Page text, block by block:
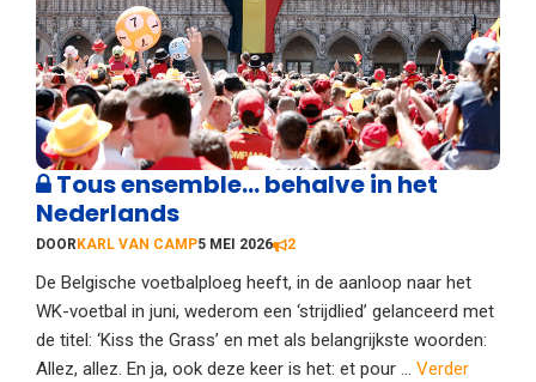
Tous ensemble… behalve in het
Nederlands
DOOR KARL VAN CAMP5 MEI 2026 2
De Belgische voetbalploeg heeft, in de aanloop naar het
WK-voetbal in juni, wederom een ‘strijdlied’ gelanceerd met
de titel: ‘Kiss the Grass’ en met als belangrijkste woorden:
Allez, allez. En ja, ook deze keer is het: et pour ... Verder